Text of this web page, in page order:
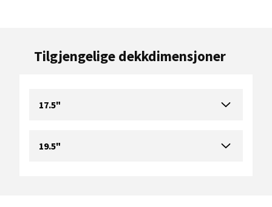
Tilgjengelige dekkdimensjoner
17.5"
19.5"